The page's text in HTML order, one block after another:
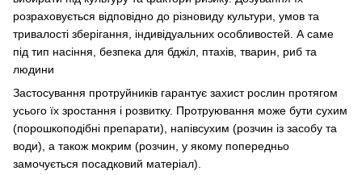
розраховується відповідно до різновиду культури, умов та
тривалості зберігання, індивідуальних особливостей. А саме
під тип насіння, безпека для бджіл, птахів, тварин, риб та
людини
Застосування протруйників гарантує захист рослин протягом
усього їх зростання і розвитку. Протруювання може бути сухим
(порошкоподібні препарати), напівсухим (розчин із засобу та
води), а також мокрим (розчин, у якому попередньо
замочується посадковий матеріал).